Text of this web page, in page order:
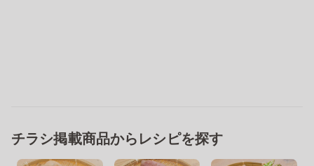
チラシ掲載商品からレシピを探す